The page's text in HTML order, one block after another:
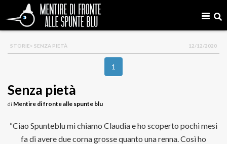
STORIE> SENZA PIETÀ 12/12/2020
1
Senza pietà
di Mentire di fronte alle spunte blu
“Ciao Spunteblu mi chiamo Claudia e ho scoperto pochi mesi
fa di avere due corna grosse quanto una renna. Così ho